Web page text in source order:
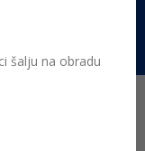
dan sebi i
šalju na obradu